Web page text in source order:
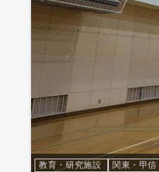
教育・研究施設 関東・甲信